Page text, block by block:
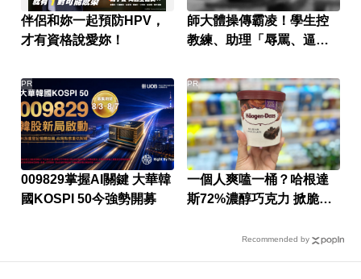
伴侶和妳一起預防HPV，
才有資格說愛妳！
師大體操傳霸凌！學生控
教練、助理「辱罵、逼
009829掌握AI關鍵 大華韓
國KOSPI 50今強勢開募
PR
一個人爽嗑一桶？哈根達
斯72%濃醇巧克力 掀脆友
PR
Recommended by